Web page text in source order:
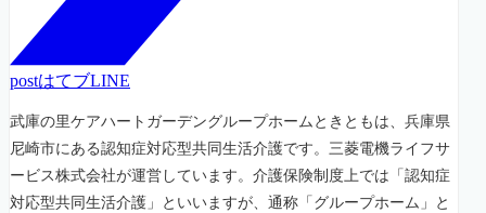
postはてブLINE
武庫の里ケアハートガーデングループホームときともは、兵庫県
尼崎市にある認知症対応型共同生活介護です。三菱電機ライフサ
ービス株式会社が運営しています。介護保険制度上では「認知症
対応型共同生活介護」といいますが、通称「グループホーム」と